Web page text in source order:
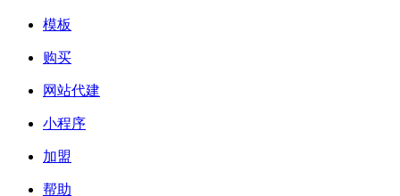
模板
购买
网站代建
小程序
加盟
帮助